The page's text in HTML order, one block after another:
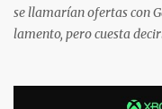
se llamarían ofertas con
lamento, pero cuesta
jugarlos y mantener un